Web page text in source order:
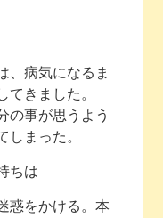
、病気になるま
てきました。
の事が思うよう
しまった。
ちは
惑をかける。本